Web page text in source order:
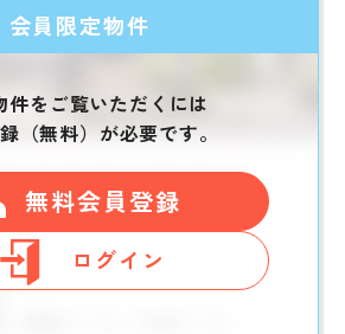
会員限定物件
件をご覧いただくには
（無料）が必要です。
無料会員登録
ログイン